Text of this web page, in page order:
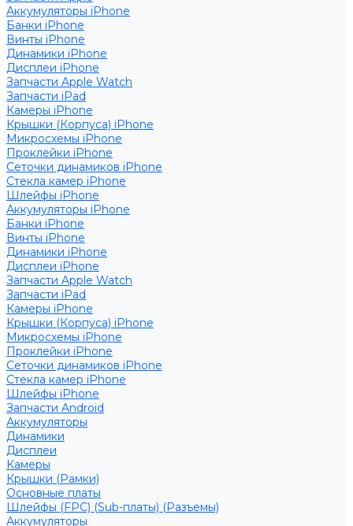
Аккумуляторы iPhone
Банки iPhone
Винты iPhone
Динамики iPhone
Дисплеи iPhone
Запчасти Apple Watch
Запчасти iPad
Камеры iPhone
Крышки (Корпуса) iPhone
Микросхемы iPhone
Проклейки iPhone
Сеточки динамиков iPhone
Стекла камер iPhone
Шлейфы iPhone
Аккумуляторы iPhone
Банки iPhone
Винты iPhone
Динамики iPhone
Дисплеи iPhone
Запчасти Apple Watch
Запчасти iPad
Камеры iPhone
Крышки (Корпуса) iPhone
Микросхемы iPhone
Проклейки iPhone
Сеточки динамиков iPhone
Стекла камер iPhone
Шлейфы iPhone
Запчасти Android
Аккумуляторы
Динамики
Дисплеи
Камеры
Крышки (Рамки)
Основные платы
Шлейфы (FPC) (Sub-платы) (Разъемы)
Аккумуляторы